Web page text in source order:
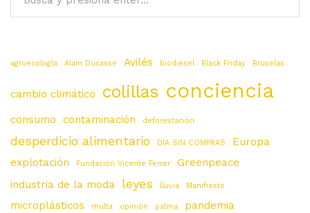
agroecología Alain Ducasse Avilés biodiésel Black Friday Bruselas
cambio climático colillas conciencia
consumo contaminación deforestación
desperdicio alimentario DIA SIN COMPRAS
Europa
explotación
Fundación Vicente Ferrer
Greenpeace
industria de la moda
leyes lluvia Manifiesto
microplásticos multa opinión palma pandemia